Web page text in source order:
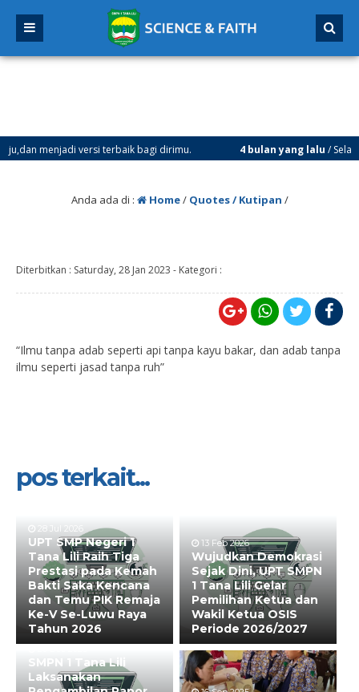
menjadi versi terbaik bagi dirimu. 4 bulan yang lalu / Selamat
sd Tanggal 4 Januari 2026
Anda ada di : Home/ Quotes / Kutipan /
Diterbitkan : Saturday, 28 Jan 2023 - Kategori :
“Ilmu tanpa adab seperti api tanpa kayu bakar, dan adab tanpa
ilmu seperti jasad tanpa ruh”
pos terkait...
28 Jul 2026
UPT SMP Negeri 1
Tana Lili Raih Tiga
Prestasi pada Kemah
Bakti Saka Kencana
dan Temu PIK Remaja
Ke-V Se-Luwu Raya
Tahun 2026
13 Feb 2026
Wujudkan Demokrasi
Sejak Dini, UPT SMPN
1 Tana Lili Gelar
Pemilihan Ketua dan
Wakil Ketua OSIS
Periode 2026/2027
SMPN 1 Tana Lili
Laksanakan